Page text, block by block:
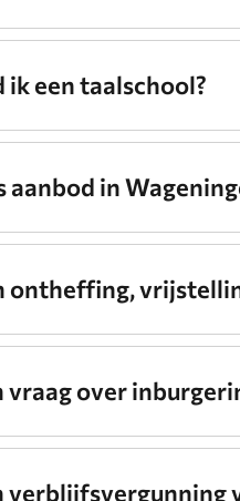
ik een taalschool?
aanbod in
ontheffing,
vraag over
verblijfsvergunning